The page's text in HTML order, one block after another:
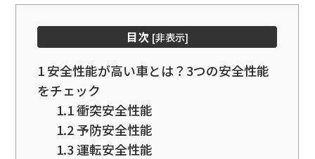
目次 [非表示]
1安全性能が高い車とは？3つの安全性能
をチェック
1.1衝突安全性能
1.2予防安全性能
1.3運転安全性能